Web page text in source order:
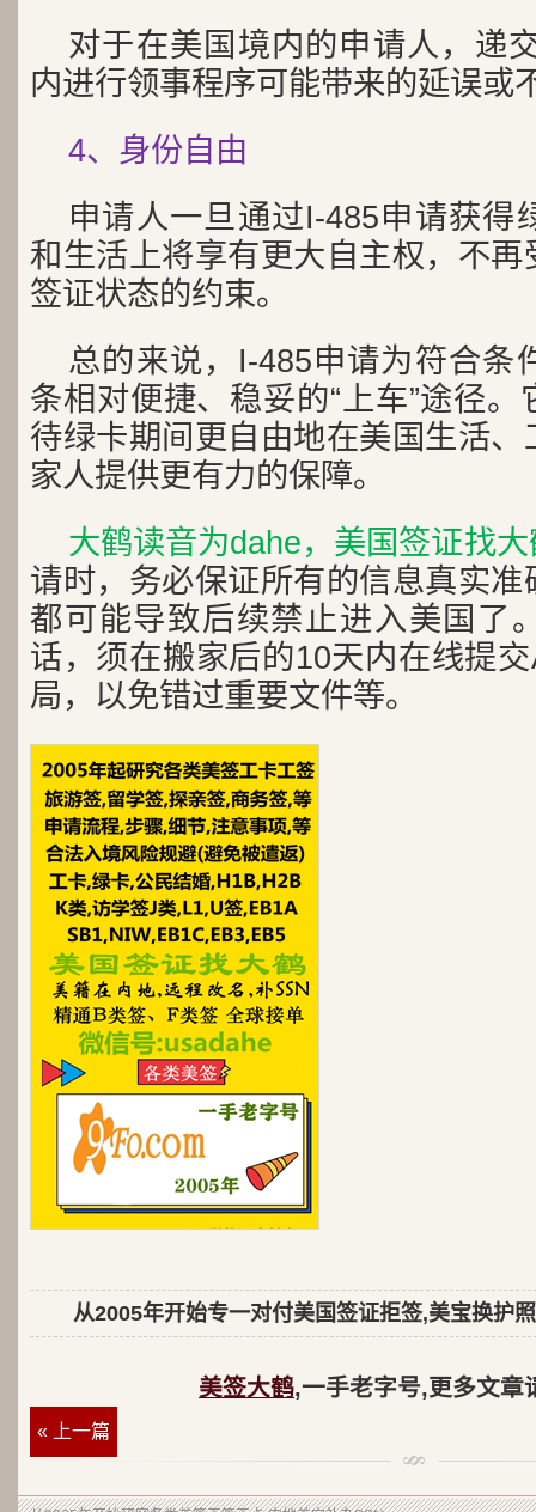
对于在美国境内的申请人，递
内进行领事程序可能带来的延误或
4、身份自由
申请人一旦通过I-485申请获得
和生活上将享有更大自主权，不
签证状态的约束。
总的来说，I-485申请为符合条
条相对便捷、稳妥的“上车”途径
待绿卡期间更自由地在美国生活
家人提供更有力的保障。
大鹤读音为dahe，美国签证找
请时，务必保证所有的信息真实
都可能导致后续禁止进入美国了
话，须在搬家后的10天内在线提
局，以免错过重要文件等。
从2005年开始专一对付美国签证拒签,美宝换护
美签大鹤,一手老字号,更多文章
« 上一篇